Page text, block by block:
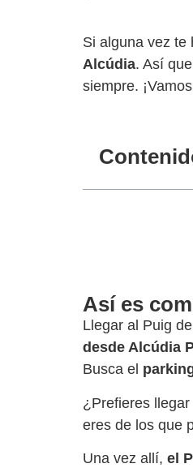
Si alguna vez te
Alcúdia. Así
siempre.
Así es
Llegar al Puig
desde Alcúdia
Busca el
¿Prefieres
eres de los que
Una vez allí, el